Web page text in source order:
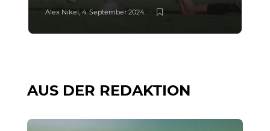
Alex Nikel 4. September 2024
AUS DER REDAKTION